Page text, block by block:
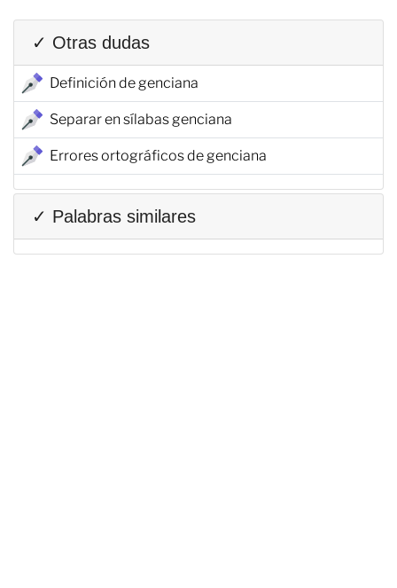
✓ Otras dudas
Definición de genciana
Separar en sílabas genciana
Errores ortográficos de genciana
✓ Palabras similares